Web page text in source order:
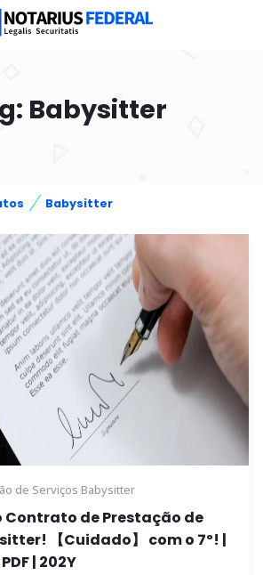
Babysitter
Babysitter
de Serviços Babysitter
Contrato de Prestação de
【Cuidado】 com o 7º! |
| 202Y